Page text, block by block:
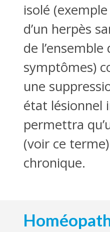
isolé
d’un herpès
de l’ensemble
symptômes)
une
état lésionnel
permettra
(voir ce
chronique.